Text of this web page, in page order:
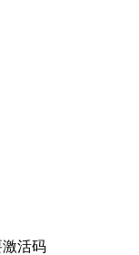
激活码